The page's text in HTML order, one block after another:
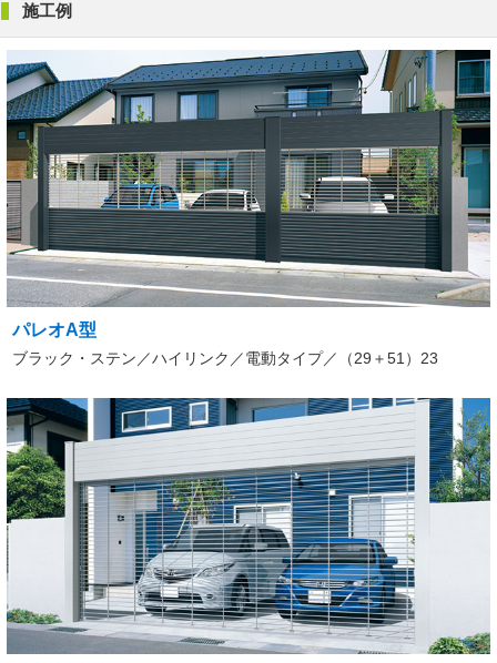
施工例
パレオA型
ブラック・ステン／ハイリンク／電動タイプ／（29＋51）23